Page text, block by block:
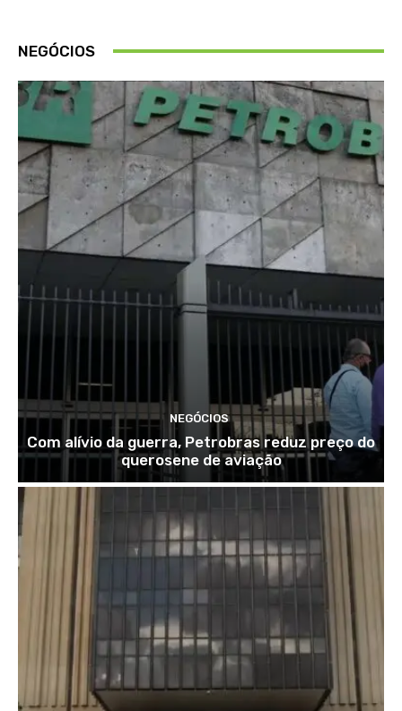
NEGÓCIOS
NEGÓCIOS
Com alívio da guerra, Petrobras reduz preço do
querosene de aviação